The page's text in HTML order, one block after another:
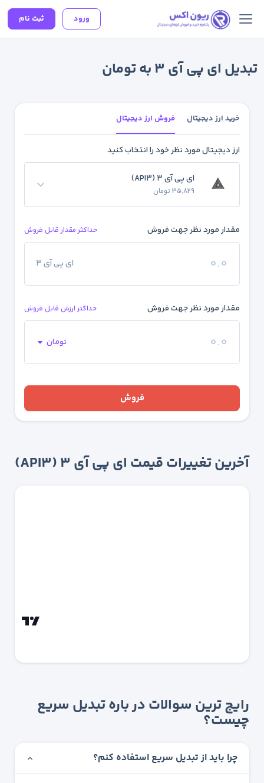
ورود ثبت نام
تبدیل ای پی آی ۳ به تومان
خرید ارز دیجیتال فروش ارز دیجیتال
ارز دیجیتال مورد نظر خود را انتخاب کنید
ای پی آی ۳ (API3)
35,829 تومان
مقدار مورد نظر جهت فروش حداکثر مقدار قابل فروش
ای پی آی ۳
مقدار مورد نظر جهت فروش حداکثر ارزش قابل فروش
تومان
فروش
آخرین تغییرات قیمت ای پی آی ۳ (API3)
رایج ترین سوالات در باره تبدیل سریع
چیست؟
چرا باید از تبدیل سریع استفاده کنم؟